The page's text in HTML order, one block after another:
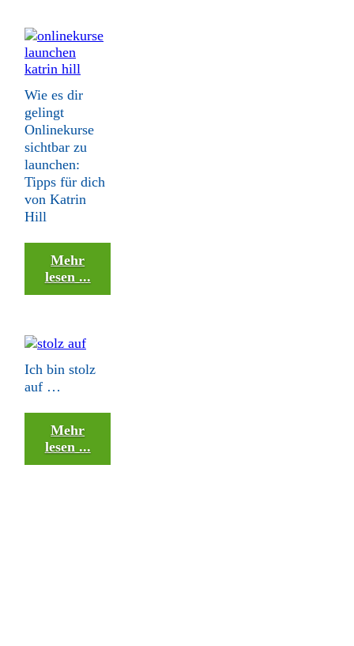
Wie es dir
gelingt
Onlinekurse
sichtbar zu
launchen:
Tipps für dich
von Katrin
Hill
Mehr
lesen ...
Ich bin stolz
auf …
Mehr
lesen ...